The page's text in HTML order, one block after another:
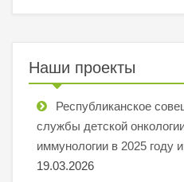
Наши проекты
Республиканское
службы детской
иммунологии в 2025 году
19.03.2026